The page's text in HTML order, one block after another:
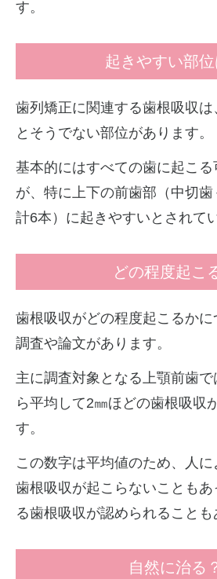
す。
起きやすい部位
歯列矯正に関連する歯根吸収
とそうでない部位があります。
基本的にはすべての歯に起こ
が、特に上下の前歯部（中切
計6本）に起きやすいとされて
どの程度起こ
歯根吸収がどの程度起こるか
調査や論文があります。
主に調査対象となる上顎前歯
ら平均して2㎜ほどの歯根吸収
す。
この数字は平均値のため、人
歯根吸収が起こらないこともあ
る歯根吸収が認められることも
自然に治る